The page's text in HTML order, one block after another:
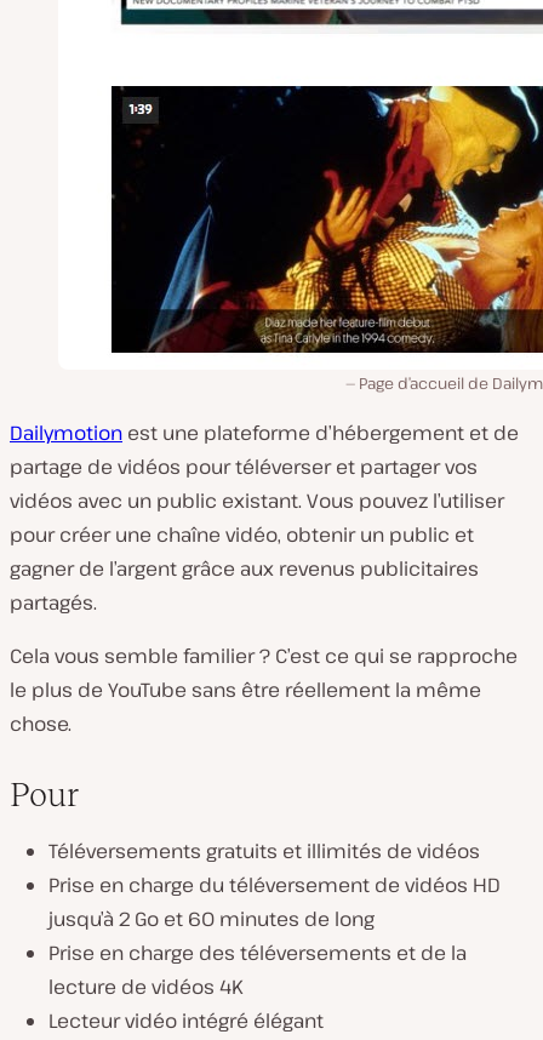
Page d’accueil de
Dailymotion est une plateforme d’hébergement et de
partage de vidéos pour téléverser et partager vos
vidéos avec un public existant. Vous pouvez l’utiliser
pour créer une chaîne vidéo, obtenir un public et
gagner de l’argent grâce aux revenus publicitaires
partagés.
Cela vous semble familier ? C’est ce qui se rapproche
le plus de YouTube sans être réellement la même
chose.
Pour
Téléversements gratuits et illimités de vidéos
Prise en charge du téléversement de vidéos HD
jusqu’à 2 Go et 60 minutes de long
Prise en charge des téléversements et de la
lecture de vidéos 4K
Lecteur vidéo intégré élégant